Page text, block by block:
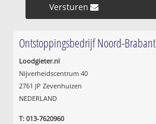
Versturen »
Ontstoppingsbedrijf Noord-Brabant
Loodgieter.nl
Nijverheidscentrum 40
2761 JP Zevenhuizen
NEDERLAND
T: 013-7620960